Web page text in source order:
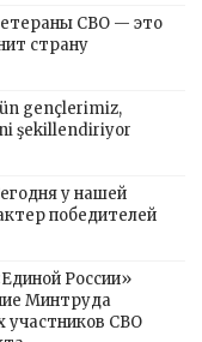
СВО — это
страну
gençlerimiz,
şekillendiriyor
у нашей
победителей
России»
Минтруда
участников СВО